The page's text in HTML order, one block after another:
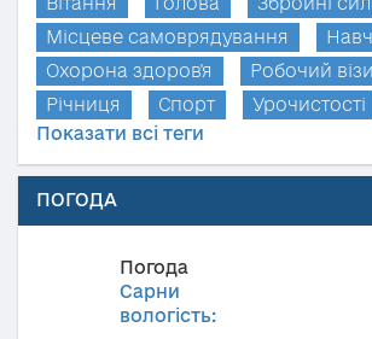
Місцеве самоврядування
Охорона здоров'я
Робочий
Річниця
Спорт Урочистості
Показати всі теги
ПОГОДА
Погода
Сарни
вологість: